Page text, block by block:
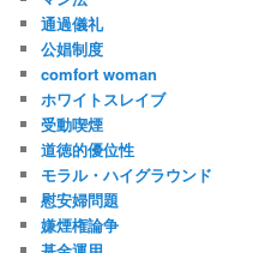
通過儀礼
公娼制度
comfort woman
ホワイトスレイブ
受動喫煙
道徳的優位性
モラル・ハイグラウンド
慰安婦問題
嫌煙権論争